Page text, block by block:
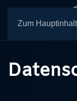
Zum